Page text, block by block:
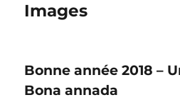
Images
Bonne année 2018 –
Bona annada